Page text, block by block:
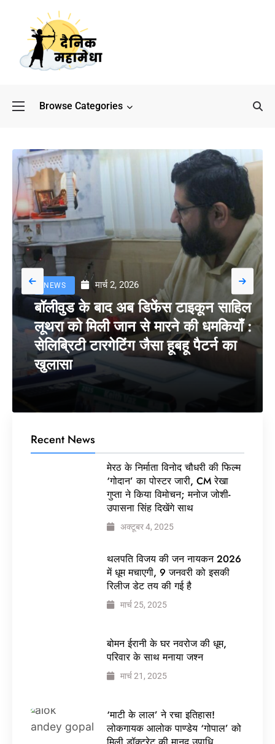
Browse Categories
NEWS मार्च 2, 2026
बॉलीवुड के बाद अब डिफेंस टाइकून साहिल
लूथरा को मिली जान से मारने की धमकियाँ :
सेलिब्रिटी टारगेटिंग जैसा हूबहू पैटर्न का
खुलासा
Recent News
मेरठ के निर्माता विनोद चौधरी की फिल्म
‘गोदान’ का पोस्टर जारी, CM रेखा
गुप्ता ने किया विमोचन; मनोज जोशी-
उपासना सिंह दिखेंगे साथ
अक्टूबर 4, 2025
थलपति विजय की जन नायकन 2026
में धूम मचाएगी, 9 जनवरी को इसकी
रिलीज डेट तय की गई है
मार्च 25, 2025
बोमन ईरानी के घर नवरोज की धूम,
परिवार के साथ मनाया जश्न
मार्च 21, 2025
‘माटी के लाल’ ने रचा इतिहास!
लोकगायक आलोक पाण्डेय ‘गोपाल’ को